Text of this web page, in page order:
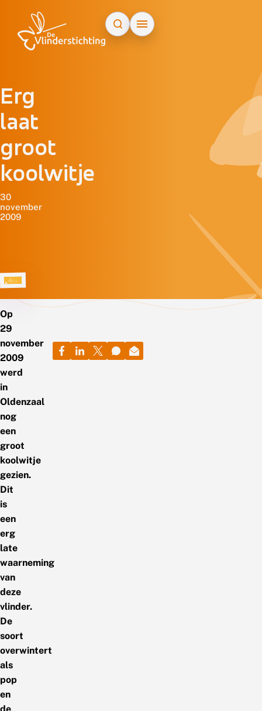
Erg
laat
groot
koolwitje
30
november
2009
Op
29
november
2009
werd
in
Oldenzaal
nog
een
groot
koolwitje
gezien.
Dit
is
een
erg
late
waarneming
van
deze
vlinder.
De
soort
overwintert
als
pop
en
de